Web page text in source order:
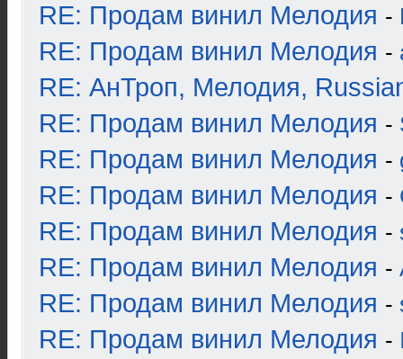
RE: Продам винил Мелодия -
RE: Продам винил Мелодия -
RE: АнТроп, Мелодия,
RE: Продам винил Мелодия -
RE: Продам винил Мелодия -
RE: Продам винил Мелодия -
RE: Продам винил Мелодия -
RE: Продам винил Мелодия -
RE: Продам винил Мелодия -
RE: Продам винил Мелодия -